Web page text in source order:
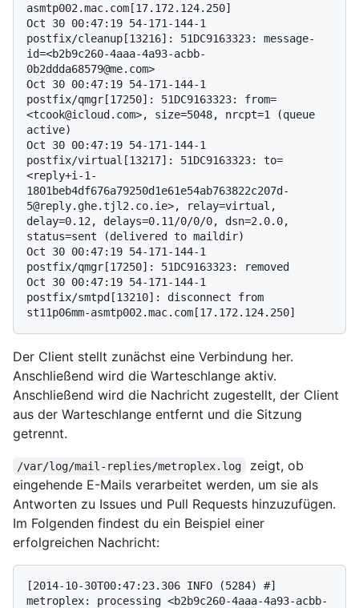
asmtp002.mac.com[17.172.124.250]
Oct 30 00:47:19 54-171-144-1
postfix/cleanup[13216]: 51DC9163323: message-
id=<b2b9c260-4aaa-4a93-acbb-
0b2ddda68579@me.com>
Oct 30 00:47:19 54-171-144-1
postfix/qmgr[17250]: 51DC9163323: from=
<tcook@icloud.com>, size=5048, nrcpt=1 (queue
active)
Oct 30 00:47:19 54-171-144-1
postfix/virtual[13217]: 51DC9163323: to=
<reply+i-1-
1801beb4df676a79250d1e61e54ab763822c207d-
5@reply.ghe.tjl2.co.ie>, relay=virtual,
delay=0.12, delays=0.11/0/0/0, dsn=2.0.0,
status=sent (delivered to maildir)
Oct 30 00:47:19 54-171-144-1
postfix/qmgr[17250]: 51DC9163323: removed
Oct 30 00:47:19 54-171-144-1
postfix/smtpd[13210]: disconnect from
Der Client stellt zunächst eine Verbindung her.
Anschließend wird die Warteschlange aktiv.
Anschließend wird die Nachricht zugestellt, der Client
aus der Warteschlange entfernt und die Sitzung
getrennt.
/var/log/mail-replies/metroplex.log
zeigt, ob
eingehende E-Mails verarbeitet werden, um sie als
Antworten zu Issues und Pull Requests hinzuzufügen.
Im Folgenden findest du ein Beispiel einer
erfolgreichen Nachricht:
[2014-10-30T00:47:23.306 INFO (5284) #]
metroplex: processing <b2b9c260-4aaa-4a93-acbb-